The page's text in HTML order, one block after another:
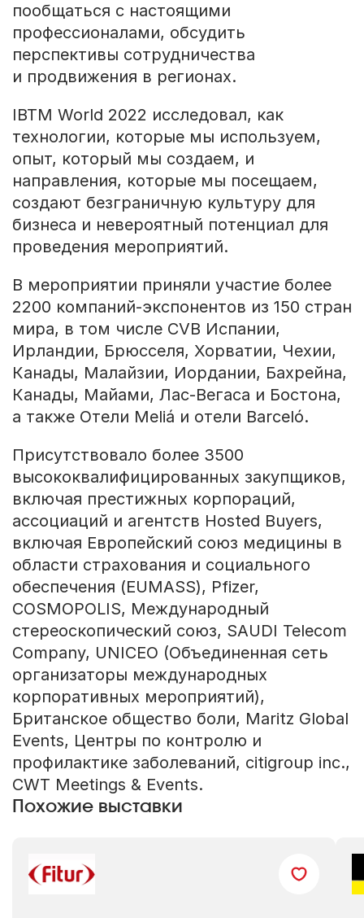
пообщаться с настоящими
профессионалами, обсудить
перспективы сотрудничества
и продвижения в регионах.
IBTM World 2022 исследовал, как
технологии, которые мы используем,
опыт, который мы создаем, и
направления, которые мы посещаем,
создают безграничную культуру для
бизнеса и невероятный потенциал для
проведения мероприятий.
В мероприятии приняли участие более
2200 компаний-экспонентов из 150 стран
мира, в том числе CVB Испании,
Ирландии, Брюсселя, Хорватии, Чехии,
Канады, Малайзии, Иордании, Бахрейна,
Канады, Майами, Лас-Вегаса и Бостона,
а также Отели Meliá и отели Barceló.
Присутствовало более 3500
высококвалифицированных закупщиков,
включая престижных корпораций,
ассоциаций и агентств Hosted Buyers,
включая Европейский союз медицины в
области страхования и социального
обеспечения (EUMASS), Pfizer,
COSMOPOLIS, Международный
стереоскопический союз, SAUDI Telecom
Company, UNICEO (Объединенная сеть
организаторы международных
корпоративных мероприятий),
Британское общество боли, Maritz Global
Events, Центры по контролю и
профилактике заболеваний, citigroup inc.,
CWT Meetings & Events.
Похожие выставки